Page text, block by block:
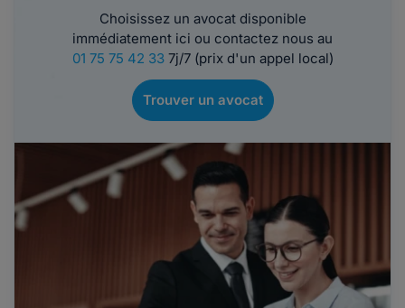
Choisissez un avocat disponible
immédiatement ici ou contactez nous au
01 75 75 42 337j/7 (prix d'un appel local)
Trouver un avocat